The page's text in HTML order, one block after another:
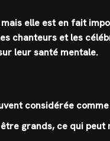
elle est en fait
chanteurs et les
leur santé mentale.
considérée
grands, ce qui